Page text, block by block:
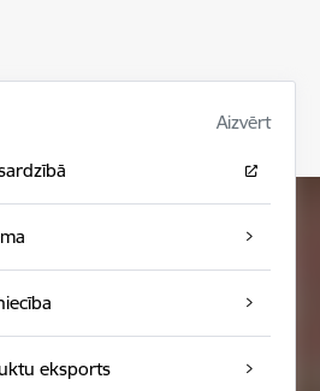
Aizvērt
eksports